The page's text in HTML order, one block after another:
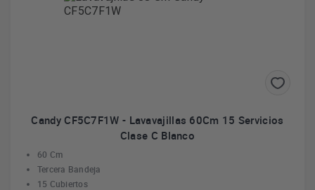
Candy CF5C7F1W - Lavavajillas 60Cm 15 Servicios
Clase C Blanco
60 Cm
Tercera Bandeja
15 Cubiertos